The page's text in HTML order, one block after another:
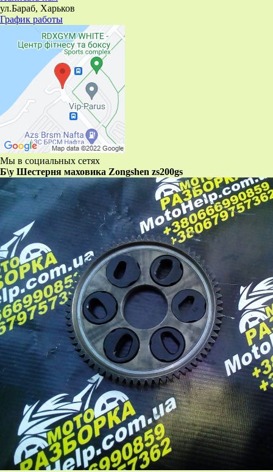
ул.Бараб, Харьков
График работы
Мы в социальных сетях
Б\у Шестерня маховика Zongshen zs200gs